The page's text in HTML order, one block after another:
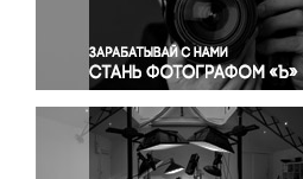
Правосудие
Происшествия и конфликты
Религия
Светская жизнь
Спорт
Экология